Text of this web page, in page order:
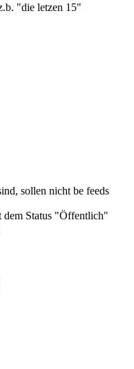
"die letzen 15"
sollen nicht be feeds
dem Status "Öffentlich"